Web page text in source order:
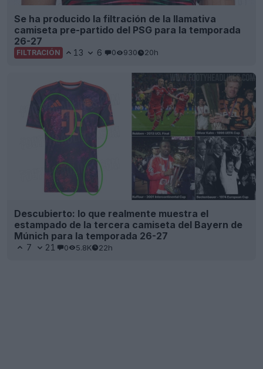
Se ha producido la filtración de la llamativa
camiseta pre-partido del PSG para la temporada
26-27
FILTRACIÓN 13 6 0 930 20h
Descubierto: lo que realmente muestra el
estampado de la tercera camiseta del Bayern de
Múnich para la temporada 26-27
7 21 0 5.8K 22h